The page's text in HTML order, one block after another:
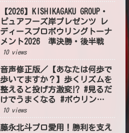
【2026】KISHIKAGAKU GROUP・
ピュアフーズ岸プレゼンツ レ
ディースプロボウリングトーナ
メント2026 準決勝・後半戦
10 views
音声修正版／【あなたは何歩で
歩いてますか？】歩くリズムを
整えると投げ方激変⁉ #見るだ
けでうまくなる #ボウリング
投げ方 #54
10 views
藤永北斗プロ愛用！勝利を支え